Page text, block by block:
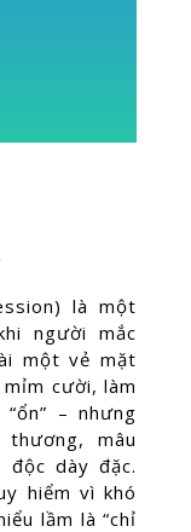
là một
người mắc
một vẻ mặt
cười, làm
– nhưng
mâu
độc dày đặc.
hiểm vì khó
lầm là “chỉ